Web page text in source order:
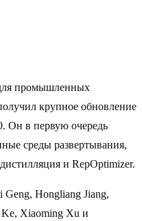
промышленных
крупное обновление
Он в первую очередь
среды развертывания,
и RepOptimizer.
Hongliang Jiang,
Ke, Xiaoming Xu и